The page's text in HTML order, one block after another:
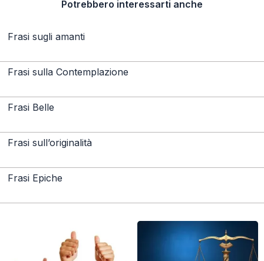
Potrebbero interessarti anche
Frasi sugli amanti
Frasi sulla Contemplazione
Frasi Belle
Frasi sull’originalità
Frasi Epiche